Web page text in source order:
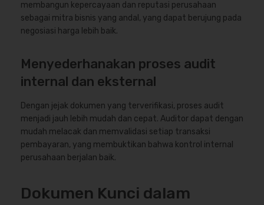
membangun kepercayaan dan reputasi perusahaan
sebagai mitra bisnis yang andal, yang dapat berujung pada
negosiasi harga lebih baik.
Menyederhanakan proses audit
internal dan eksternal
Dengan jejak dokumen yang terverifikasi, proses audit
menjadi jauh lebih mudah dan cepat. Auditor dapat dengan
mudah melacak dan memvalidasi setiap transaksi
pembayaran, yang membuktikan bahwa kontrol internal
perusahaan berjalan baik.
Dokumen Kunci dalam